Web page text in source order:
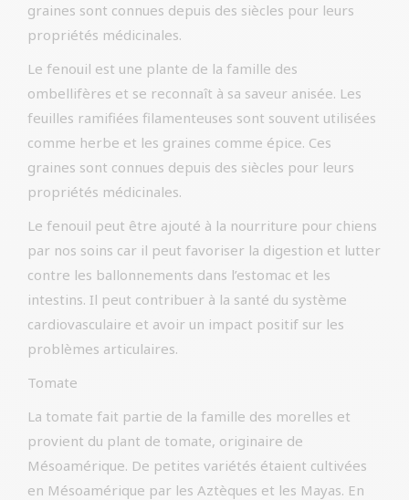
graines sont connues depuis des siècles pour leurs
propriétés médicinales.
Le fenouil est une plante de la famille des
ombellifères et se reconnaît à sa saveur anisée. Les
feuilles ramifiées filamenteuses sont souvent utilisées
comme herbe et les graines comme épice. Ces
graines sont connues depuis des siècles pour leurs
propriétés médicinales.
Le fenouil peut être ajouté à la nourriture pour chiens
par nos soins car il peut favoriser la digestion et lutter
contre les ballonnements dans l’estomac et les
intestins. Il peut contribuer à la santé du système
cardiovasculaire et avoir un impact positif sur les
problèmes articulaires.
Tomate
La tomate fait partie de la famille des morelles et
provient du plant de tomate, originaire de
Mésoamérique. De petites variétés étaient cultivées
en Mésoamérique par les Aztèques et les Mayas. En